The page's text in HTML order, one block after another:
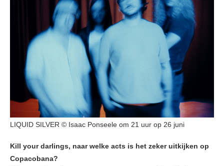
LIQUID SILVER © Isaac Ponseele om 21 uur op 26 juni
Kill your darlings, naar welke acts is het zeker uitkijken op
Copacobana?